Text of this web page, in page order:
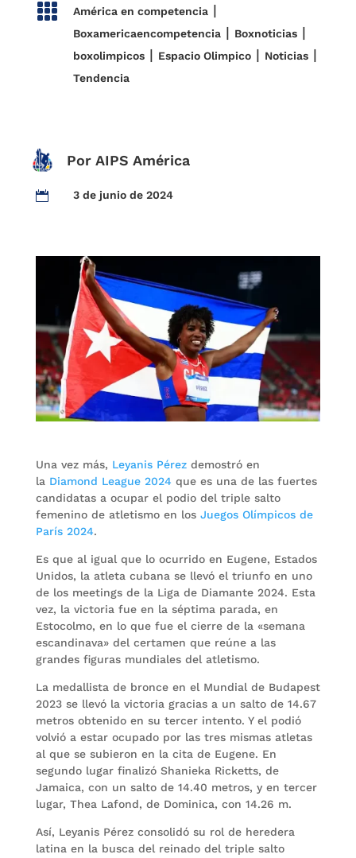
 América en competencia|
Boxamericaencompetencia| Boxnoticias|
boxolimpicos| Espacio Olimpico| Noticias|
Tendencia
Por AIPS América
 3 de junio de 2024
Una vez más, Leyanis Pérezdemostró en
la Diamond League 2024 que es una de las fuertes
candidatas a ocupar el podio del triple salto
femenino de atletismo en los Juegos Olímpicos de
París 2024.
Es que al igual que lo ocurrido en Eugene, Estados
Unidos, la atleta cubana se llevó el triunfo en uno
de los meetings de la Liga de Diamante 2024. Esta
vez, la victoria fue en la séptima parada, en
Estocolmo, en lo que fue el cierre de la «semana
escandinava» del certamen que reúne a las
grandes figuras mundiales del atletismo.
La medallista de bronce en el Mundial de Budapest
2023 se llevó la victoria gracias a un salto de 14.67
metros obtenido en su tercer intento. Y el podió
volvió a estar ocupado por las tres mismas atletas
al que se subieron en la cita de Eugene. En
segundo lugar finalizó Shanieka Ricketts, de
Jamaica, con un salto de 14.40 metros, y en tercer
lugar, Thea Lafond, de Dominica, con 14.26 m.
Así, Leyanis Pérez consolidó su rol de heredera
latina en la busca del reinado del triple salto